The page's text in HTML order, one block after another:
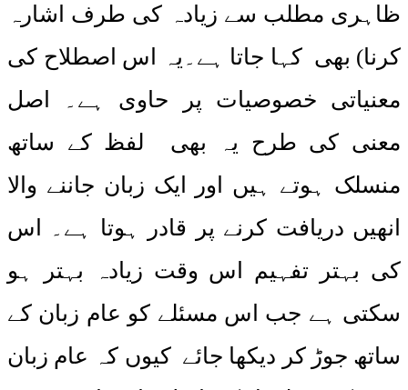
ظاہری مطلب سے زیادہ کی طرف اشارہ
کرنا) بھی کہا جاتا ہے۔یہ اس اصطلاح کی
معنیاتی خصوصیات پر حاوی ہے۔ اصل
معنی کی طرح یہ بھی لفظ کے ساتھ
منسلک ہوتے ہیں اور ایک زبان جاننے والا
انھیں دریافت کرنے پر قادر ہوتا ہے۔ اس
کی بہتر تفہیم اس وقت زیادہ بہتر ہو
سکتی ہے جب اس مسئلے کو عام زبان کے
ساتھ جوڑ کر دیکھا جائے کیوں کہ عام زبان